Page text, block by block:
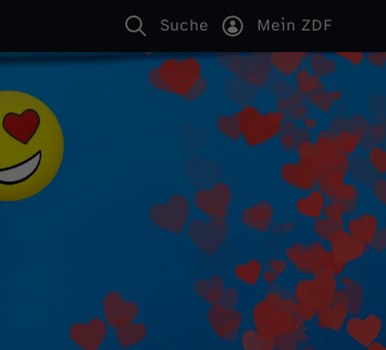
Suche Mein ZDF